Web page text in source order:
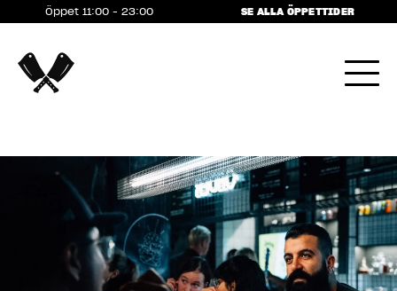
Öppet 11:00 - 23:00 SE ALLA ÖPPETTIDER